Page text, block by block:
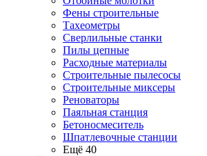
Фены строительные
Тахеометры
Сверлильные станки
Пилы цепные
Расходные материалы
Строительные пылесосы
Строительные миксеры
Реноваторы
Паяльная станция
Бетоносмеситель
Шпатлевочные станции
Ещё 40